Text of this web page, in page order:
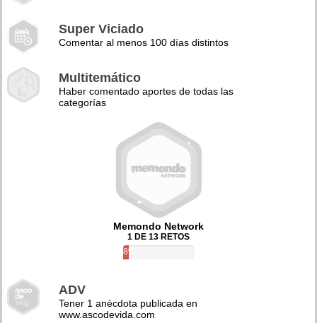
Super Viciado
Comentar al menos 100 días distintos
Multitemático
Haber comentado aportes de todas las
categorías
Memondo Network
1 DE 13 RETOS
8%
ADV
Tener 1 anécdota publicada en
www.ascodevida.com